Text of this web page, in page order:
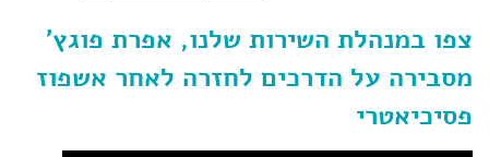
צפו במנהלת השירות שלנו, אפרת פוגץ'
מסבירה על הדרכים לחזרה לאחר אשפוז
פסיכיאטרי